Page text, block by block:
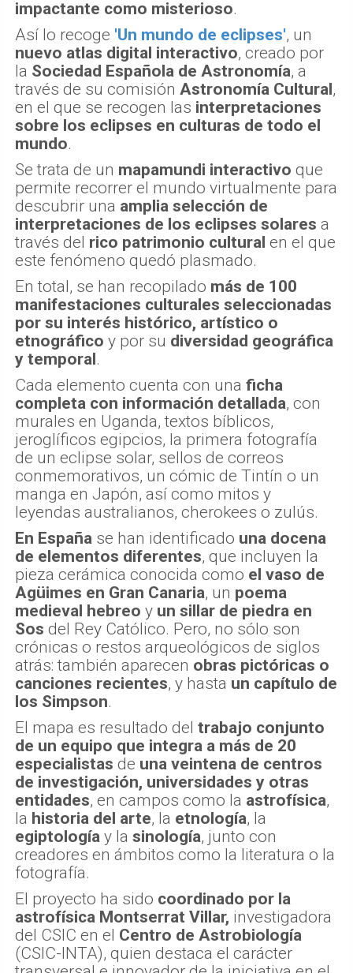
impactante como misterioso.
Así lo recoge 'Un mundo de eclipses', un
nuevo atlas digital interactivo, creado por
la Sociedad Española de Astronomía, a
través de su comisión Astronomía Cultural,
en el que se recogen las interpretaciones
sobre los eclipses en culturas de todo el
mundo.
Se trata de un mapamundi interactivo que
permite recorrer el mundo virtualmente para
descubrir una amplia selección de
interpretaciones de los eclipses solares a
través del rico patrimonio cultural en el que
este fenómeno quedó plasmado.
En total, se han recopilado más de 100
manifestaciones culturales seleccionadas
por su interés histórico, artístico o
etnográfico y por su diversidad geográfica
y temporal.
Cada elemento cuenta con una ficha
completa con información detallada, con
murales en Uganda, textos bíblicos,
jeroglíficos egipcios, la primera fotografía
de un eclipse solar, sellos de correos
conmemorativos, un cómic de Tintín o un
manga en Japón, así como mitos y
leyendas australianos, cherokees o zulús.
En España se han identificado una docena
de elementos diferentes, que incluyen la
pieza cerámica conocida como el vaso de
Agüimes en Gran Canaria, un poema
medieval hebreo y un sillar de piedra en
Sos del Rey Católico. Pero, no sólo son
crónicas o restos arqueológicos de siglos
atrás: también aparecen obras pictóricas o
canciones recientes, y hasta un capítulo de
los Simpson.
El mapa es resultado del trabajo conjunto
de un equipo que integra a más de 20
especialistas de una veintena de centros
de investigación, universidades y otras
entidades, en campos como la astrofísica,
la historia del arte, la etnología, la
egiptología y la sinología, junto con
creadores en ámbitos como la literatura o la
fotografía.
El proyecto ha sido coordinado por la
astrofísica Montserrat Villar, investigadora
del CSIC en el Centro de Astrobiología
(CSIC-INTA), quien destaca el carácter